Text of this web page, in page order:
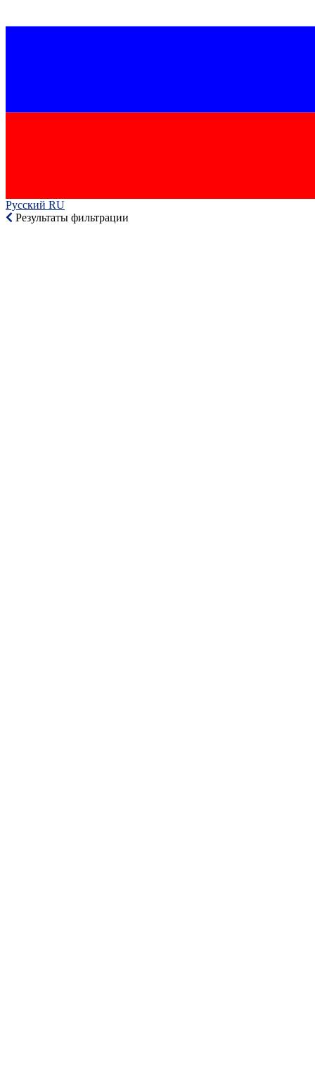
Русский RU‎
Результаты фильтрации